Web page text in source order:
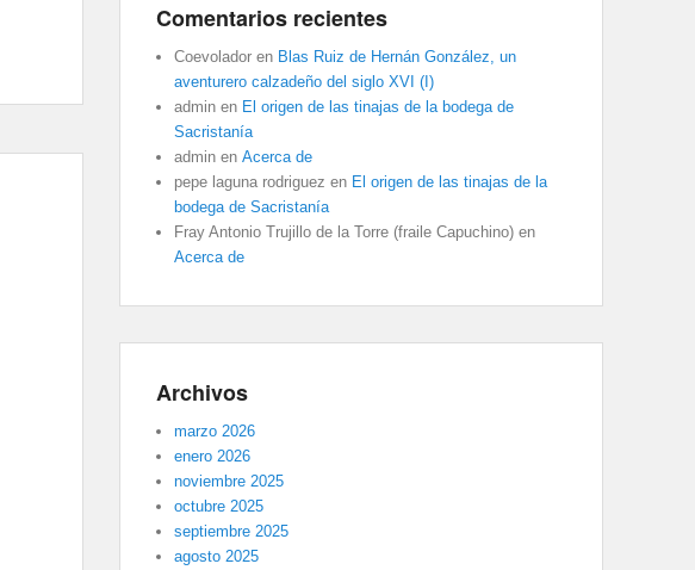
Comentarios recientes
Coevolador en Blas Ruiz de Hernán González, un
aventurero calzadeño del siglo XVI (I)
admin en El origen de las tinajas de la bodega de
Sacristanía
admin en Acerca de
pepe laguna rodriguez en El origen de las tinajas de la
bodega de Sacristanía
Fray Antonio Trujillo de la Torre (fraile Capuchino) en
Acerca de
Archivos
marzo 2026
enero 2026
noviembre 2025
octubre 2025
septiembre 2025
agosto 2025